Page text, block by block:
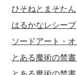
ひそねとまそたん
はるかなレシーブ
ソードアート・
とある魔術の禁